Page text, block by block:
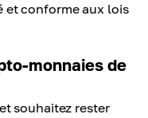
et conforme aux lois
monnaies de
souhaitez rester